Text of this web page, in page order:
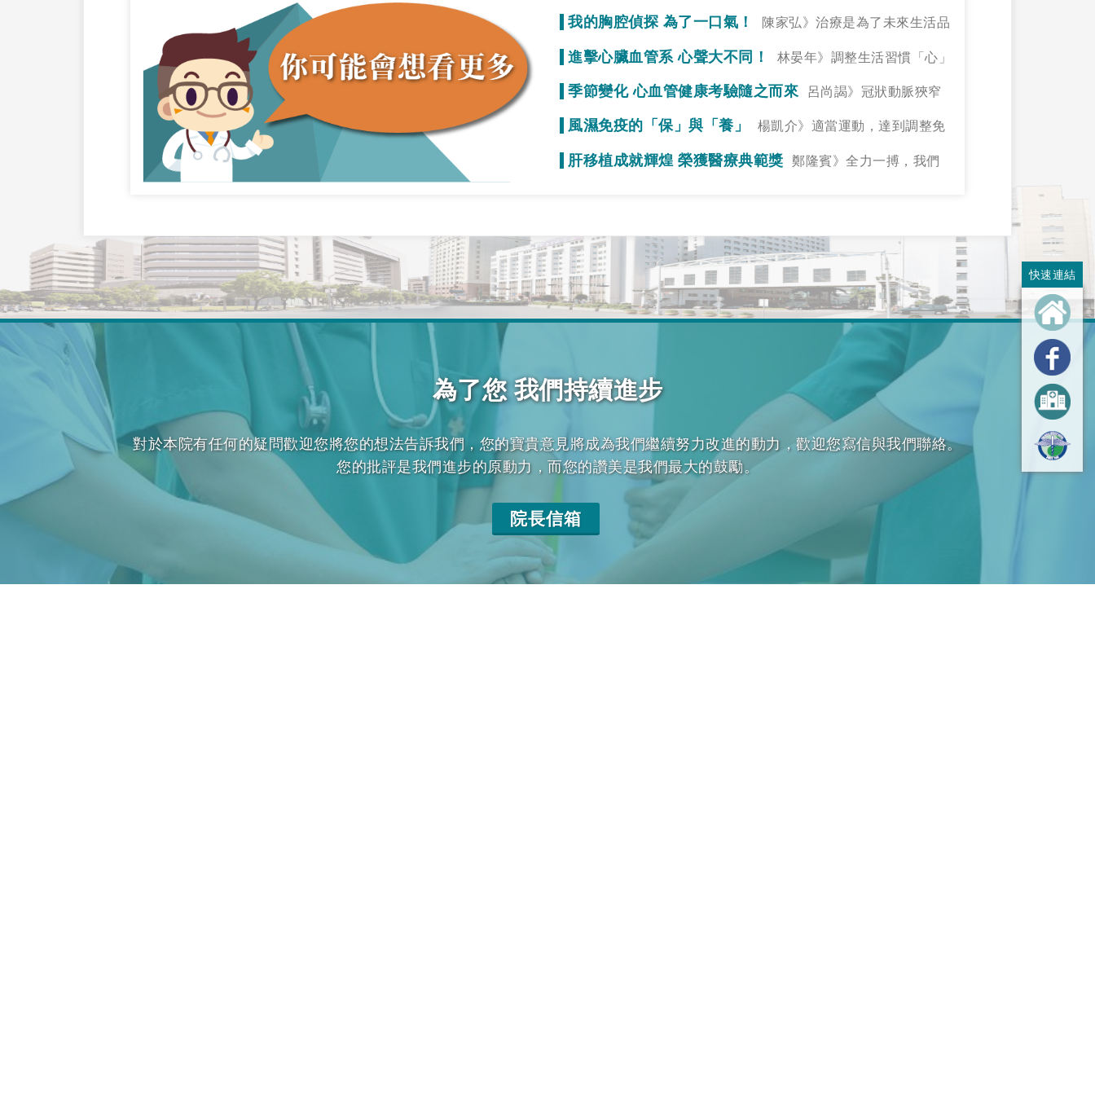
我的胸腔偵探 為了一口氣！
陳家弘》治療是為了未來生活品
進擊心臟血管系 心聲大不同！
林晏年》調整生活習慣「心」
事就變少！
季節變化 心血管健康考驗隨之而來
呂尚謁》冠狀動脈狹窄
初期症狀不明顯
風濕免疫的「保」與「養」
楊凱介》適當運動，達到調整免
疫力的效果
肝移植成就輝煌 榮獲醫療典範獎
鄭隆賓》全力一搏，我們
快速連結
為了您 我們持續進步
對於本院有任何的疑問歡迎您將您的想法告訴我們，您的寶貴意見將成為我們繼續努力改進的動力，歡迎您寫信與我們聯絡。
您的批評是我們進步的原動力，而您的讚美是我們最大的鼓勵。
院長信箱